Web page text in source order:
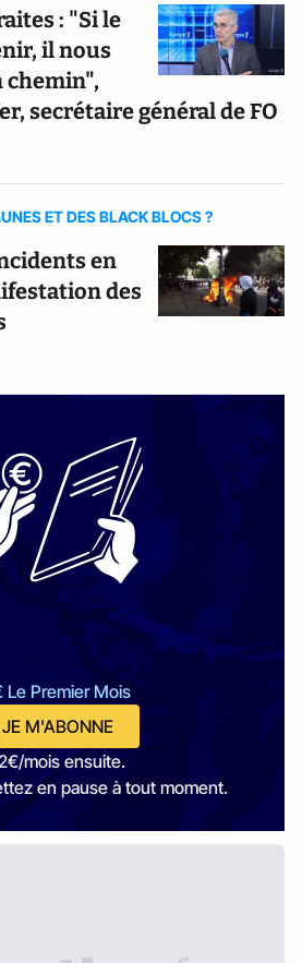
: "Si le
il nous
chemin",
secrétaire général de FO
ET DES BLACK BLOCS ?
en
des
Le Premier Mois
JE M'ABONNE
mois ensuite.
en pause à tout moment.